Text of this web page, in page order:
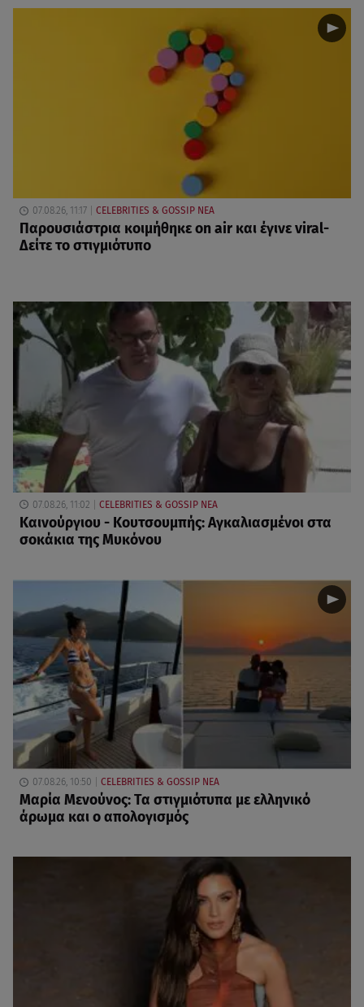
07.08.26, 11:17 CELEBRITIES & GOSSIP ΝΕΑ
Παρουσιάστρια κοιμήθηκε on air και έγινε viral-
Δείτε το στιγμιότυπο
07.08.26, 11:02 CELEBRITIES & GOSSIP ΝΕΑ
Καινούργιου - Κουτσουμπής: Αγκαλιασμένοι στα
σοκάκια της Μυκόνου
07.08.26, 10:50 CELEBRITIES & GOSSIP ΝΕΑ
Μαρία Μενούνος: Τα στιγμιότυπα με ελληνικό
άρωμα και ο απολογισμός